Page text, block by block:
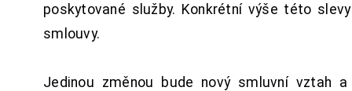
poskytované služby. Konkrétní výše této
smlouvy.
Jedinou změnou bude nový smluvní vztah